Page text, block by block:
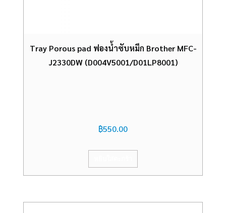
Tray Porous pad ฟองน้ำซับหมึก Brother MFC-
J2330DW (D004V5001/D01LP8001)
฿550.00